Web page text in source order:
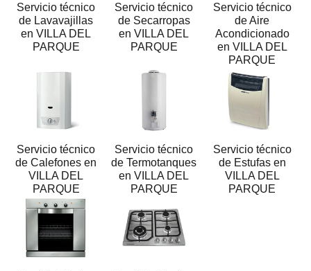
Servicio técnico
de Lavavajillas
en VILLA DEL
PARQUE
Servicio técnico
de Secarropas
en VILLA DEL
PARQUE
Servicio técnico
de Aire
Acondicionado
en VILLA DEL
PARQUE
Servicio técnico
de Calefones en
VILLA DEL
PARQUE
Servicio técnico
de Termotanques
en VILLA DEL
PARQUE
Servicio técnico
de Estufas en
VILLA DEL
PARQUE